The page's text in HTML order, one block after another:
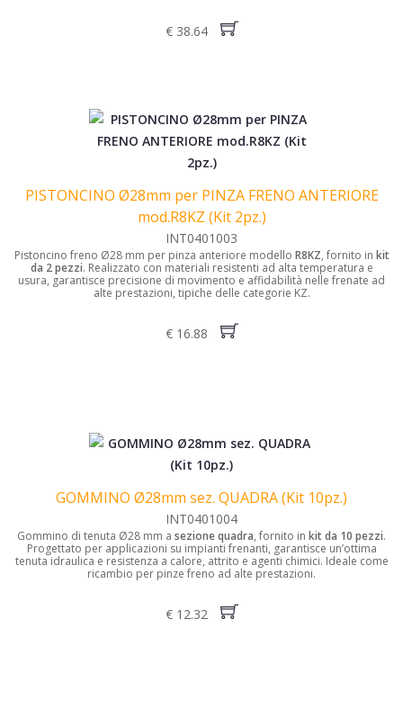
€ 38.64
PISTONCINO Ø28mm per PINZA FRENO ANTERIORE
mod.R8KZ (Kit 2pz.)
INT0401003
Pistoncino freno Ø28 mm per pinza anteriore modello R8KZ, fornito in kit
da 2 pezzi. Realizzato con materiali resistenti ad alta temperatura e
usura, garantisce precisione di movimento e affidabilità nelle frenate ad
alte prestazioni, tipiche delle categorie KZ.
€ 16.88
GOMMINO Ø28mm sez. QUADRA (Kit 10pz.)
INT0401004
Gommino di tenuta Ø28 mm a sezione quadra, fornito in kit da 10 pezzi.
Progettato per applicazioni su impianti frenanti, garantisce un’ottima
tenuta idraulica e resistenza a calore, attrito e agenti chimici. Ideale come
ricambio per pinze freno ad alte prestazioni.
€ 12.32